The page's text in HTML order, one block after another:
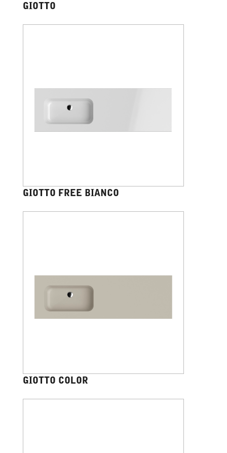
GIOTTO
GIOTTO FREE BIANCO
GIOTTO COLOR